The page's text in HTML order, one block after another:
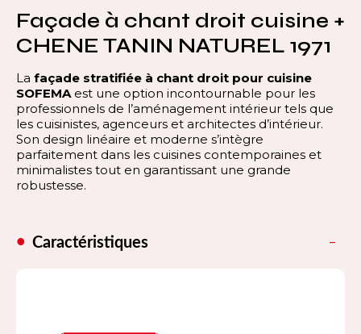
Façade à chant droit cuisine +
CHENE TANIN NATUREL 1971
La façade stratifiée à chant droit pour cuisine
SOFEMAest une option incontournable pour les
professionnels de l’aménagement intérieur tels que
les cuisinistes, agenceurs et architectes d’intérieur.
Son design linéaire et moderne s’intègre
parfaitement dans les cuisines contemporaines et
minimalistes tout en garantissant une grande
robustesse.
Caractéristiques